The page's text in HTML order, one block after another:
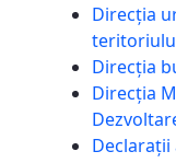
Direcția
Direcția
Direcția
Declarații